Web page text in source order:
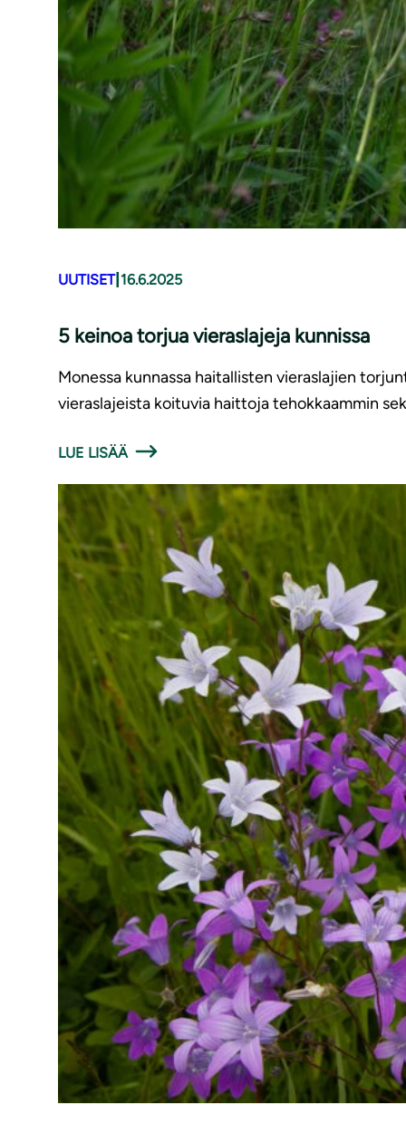
UUTISET| 16.6.2025
5 keinoa torjua vieraslajeja kunnissa
Monessa kunnassa haitallisten vieraslajien
vieraslajeista koituvia haittoja tehokkaammin
LUE LISÄÄ